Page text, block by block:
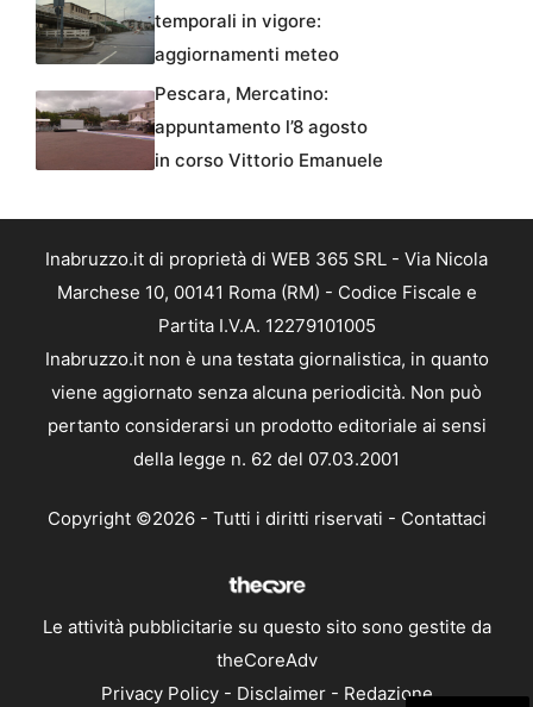
temporali in vigore:
aggiornamenti meteo
Pescara, Mercatino:
appuntamento l’8 agosto
in corso Vittorio Emanuele
Inabruzzo.it di proprietà di WEB 365 SRL - Via Nicola
Marchese 10, 00141 Roma (RM) - Codice Fiscale e
Partita I.V.A. 12279101005
Inabruzzo.it non è una testata giornalistica, in quanto
viene aggiornato senza alcuna periodicità. Non può
pertanto considerarsi un prodotto editoriale ai sensi
della legge n. 62 del 07.03.2001
Copyright ©2026 - Tutti i diritti riservati - Contattaci
Le attività pubblicitarie su questo sito sono gestite da
theCoreAdv
Privacy Policy- Disclaimer- Redazione